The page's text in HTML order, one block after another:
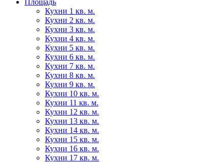
Площадь
Кухни 1 кв. м.
Кухни 2 кв. м.
Кухни 3 кв. м.
Кухни 4 кв. м.
Кухни 5 кв. м.
Кухни 6 кв. м.
Кухни 7 кв. м.
Кухни 8 кв. м.
Кухни 9 кв. м.
Кухни 10 кв. м.
Кухни 11 кв. м.
Кухни 12 кв. м.
Кухни 13 кв. м.
Кухни 14 кв. м.
Кухни 15 кв. м.
Кухни 16 кв. м.
Кухни 17 кв. м.